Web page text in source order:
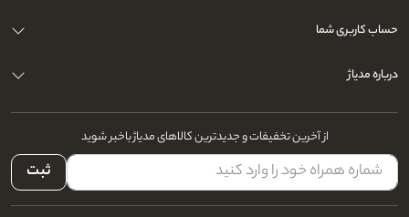
حساب کاربری شما
درباره مدیاژ
از آخرین تخفیفات و جدیدترین کالاهای مدیاژ باخبر شوید
ثبت